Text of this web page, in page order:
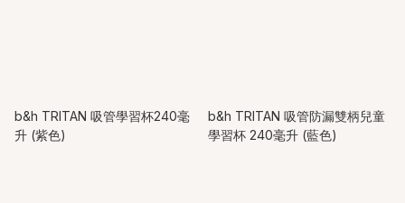
b&h TRITAN 吸管學習杯240毫
升 (紫色)
b&h TRITAN 吸管防漏雙柄兒童
學習杯 240毫升 (藍色)